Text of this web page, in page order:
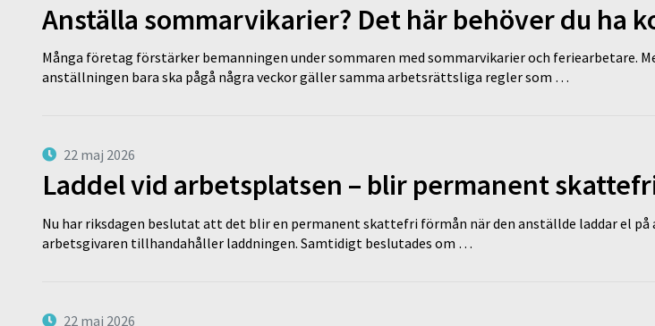
Anställa sommarvikarier? Det här behöver du ha
Många företag förstärker bemanningen under sommaren med sommarvikarier och feriearbetare.
anställningen bara ska pågå några veckor gäller samma arbetsrättsliga regler som …
22 maj 2026
Laddel vid arbetsplatsen – blir permanent
Nu har riksdagen beslutat att det blir en permanent skattefri förmån när den anställde laddar el
arbetsgivaren tillhandahåller laddningen. Samtidigt beslutades om …
22 maj 2026